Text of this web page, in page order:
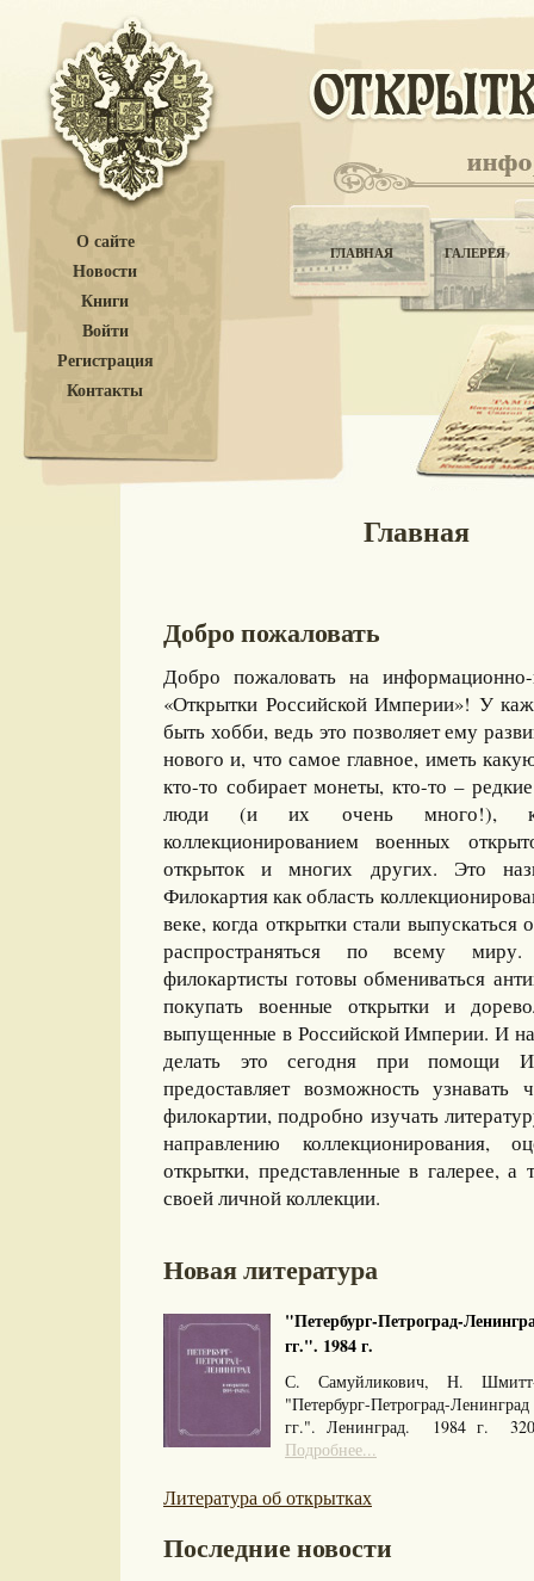
О сайте
Новости
Книги
Войти
Регистрация
Контакты
ГЛАВНАЯ ГАЛЕРЕЯ
Главная
Добро пожаловать
Добро пожаловать на информационно-
«Открытки Российской Империи»! У
быть хобби, ведь это позволяет ему
нового и, что самое главное, иметь
кто-то собирает монеты, кто-то –
люди (и их очень много!),
коллекционированием военных
открыток и многих других. Это
Филокартия как область
веке, когда открытки стали
распространяться по всему
филокартисты готовы обмениваться
покупать военные открытки и
выпущенные в Российской Империи. И
делать это сегодня при помощи
предоставляет возможность
филокартии, подробно изучать
направлению коллекционирования,
открытки, представленные в галерее, а
своей личной коллекции.
Новая литература
"Петербург-Петроград-
гг.". 1984 г.
С. Самуйликович, Н.
"Петербург-Петроград-
гг.". Ленинград. 1984 г.
Подробнее...
Литература об открытках
Последние новости